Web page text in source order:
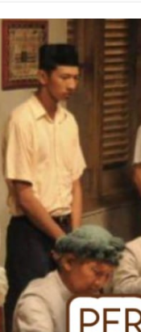
UANG HARAM BISA
CINTA KARENA ALLAH
SENDIRI